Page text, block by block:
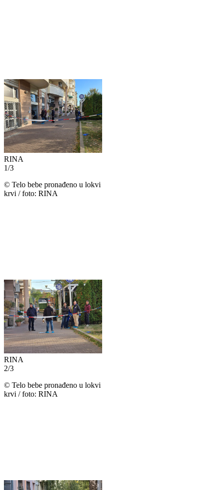
RINA
1/3
© Telo bebe pronađeno u lokvi
krvi / foto: RINA
RINA
2/3
© Telo bebe pronađeno u lokvi
krvi / foto: RINA